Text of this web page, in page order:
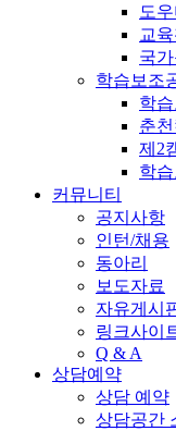
도
교
국
학습보조
학
춘
제2
학
커뮤니티
공지사항
인턴/채용
동아리
보도자료
자유게시
링크사이
Q & A
상담예약
상담 예약
상담공간